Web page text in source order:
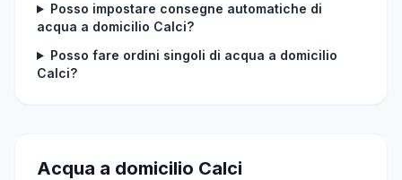
Posso impostare consegne automatiche di
acqua a domicilio Calci?
Posso fare ordini singoli di acqua a domicilio
Calci?
Acqua a domicilio Calci